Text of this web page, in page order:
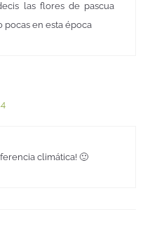
las flores de pascua
en esta época
climática! 🙂